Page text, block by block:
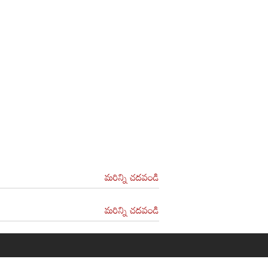
మరిన్ని చదవండి
మరిన్ని చదవండి